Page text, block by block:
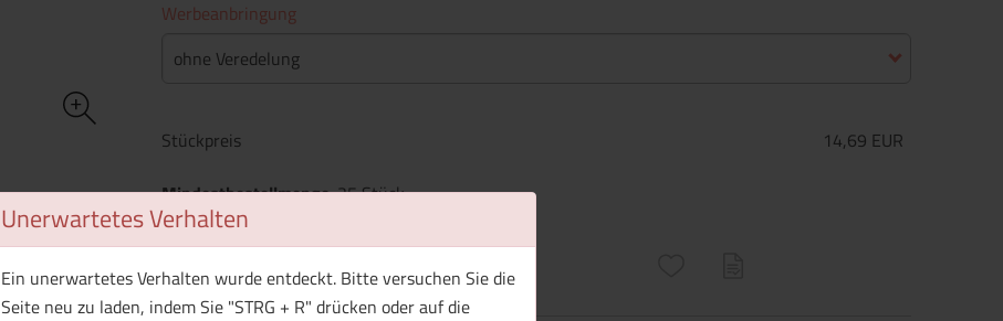
Unerwartetes Verhalten
Ein unerwartetes Verhalten wurde entdeckt. Bitte versuchen Sie die
Seite neu zu laden, indem Sie "STRG + R" drücken oder auf die
Werbeanbringung
ohne Veredelung
Stückpreis
14,69 EUR
Mindestbestellmenge: 25 Stück
WhatsApp (#[creator\plugin\share\core\structs\SocialSharingServiceSettings]:only_chrome#)
FacebookTwitter (#[creator\plugin\share\core\structs\SocialSharingServiceSettings]:formaly_twitter#)
Pinterest